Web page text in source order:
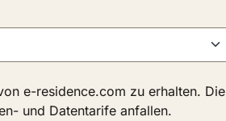
e-residence.com zu erhalten. Die
und Datentarife anfallen.